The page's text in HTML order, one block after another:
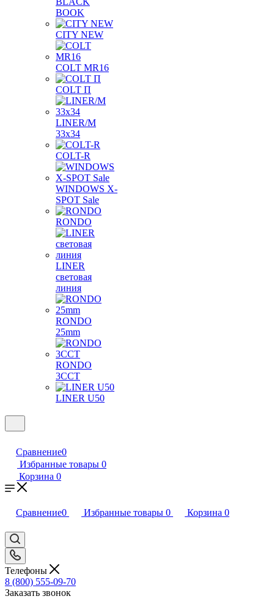
BOOK
CITY NEW
COLT MR16
COLT П
LINER/М
33х34
COLT-R
WINDOWS X-
SPOT Sale
RONDO
LINER
световая
линия
RONDO
25mm
RONDO
3CCT
LINER U50
Сравнение0
Избранные товары 0
Корзина 0
Сравнение0 Избранные товары 0 Корзина 0
Телефоны
8 (800) 555-09-70
Заказать звонок